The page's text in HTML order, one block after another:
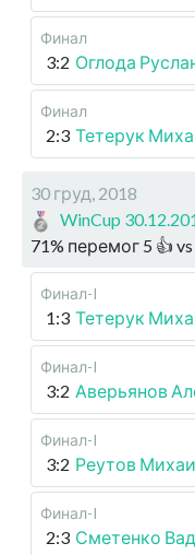
Финал
3:2 Оглода
Финал
2:3 Тетерук
30 груд, 2018
WinCup
71% перемог 5 👍 vs
Финал-I
1:3 Тетерук
Финал-I
3:2 Аверьянов
Финал-I
3:2 Реутов
Финал-I
2:3 Сметенко